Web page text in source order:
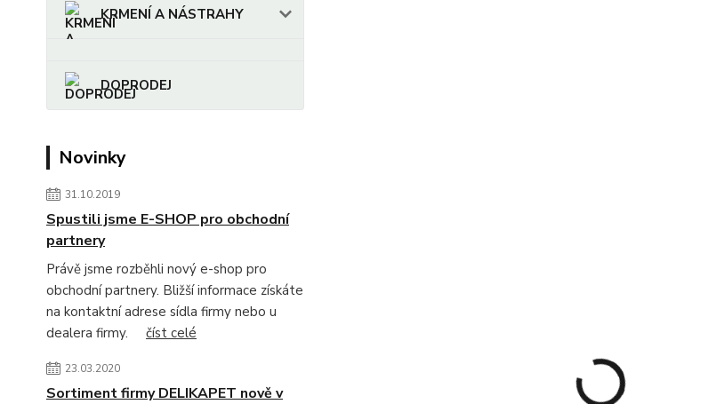
KRMENÍ A NÁSTRAHY
DOPRODEJ
Novinky
31.10.2019
Spustili jsme E-SHOP pro obchodní
partnery
Právě jsme rozběhli nový e-shop pro
obchodní partnery. Bližší informace získáte
na kontaktní adrese sídla firmy nebo u
dealera firmy. číst celé
23.03.2020
Sortiment firmy DELIKAPET nově v